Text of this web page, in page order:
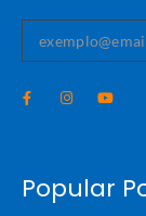
Popular